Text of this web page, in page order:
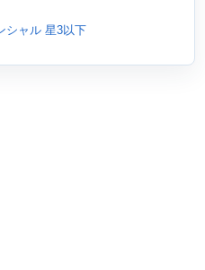
シャル 星3以下